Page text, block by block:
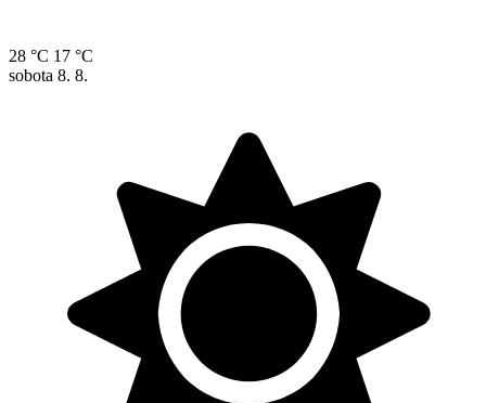
28 °C 17 °C
sobota 8. 8.